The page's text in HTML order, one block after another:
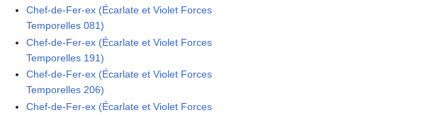
Chef-de-Fer-ex (Écarlate et Violet Forces
Temporelles 081)
Chef-de-Fer-ex (Écarlate et Violet Forces
Temporelles 191)
Chef-de-Fer-ex (Écarlate et Violet Forces
Temporelles 206)
Chef-de-Fer-ex (Écarlate et Violet Forces